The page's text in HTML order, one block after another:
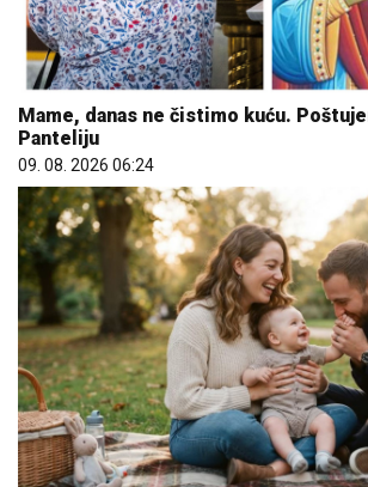
Mame, danas ne čistimo kuću.
Panteliju
09. 08. 2026 06:24